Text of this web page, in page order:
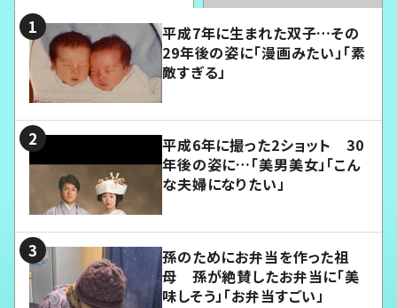
平成7年に生まれた双子…その
29年後の姿に「漫画みたい」「素
敵すぎる」
平成6年に撮った2ショット 30
年後の姿に…「美男美女」「こん
な夫婦になりたい」
孫のためにお弁当を作った祖
母 孫が絶賛したお弁当に「美
味しそう」「お弁当すごい」